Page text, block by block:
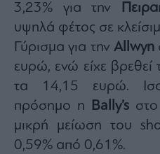
3,23% για την
υψηλά φέτος σε
Γύρισμα για την Allwyn
ευρώ, ενώ είχε
τα 14,15 ευρώ.
πρόσημο η Bally’s
μικρή μείωση του
0,59% από 0,61%.